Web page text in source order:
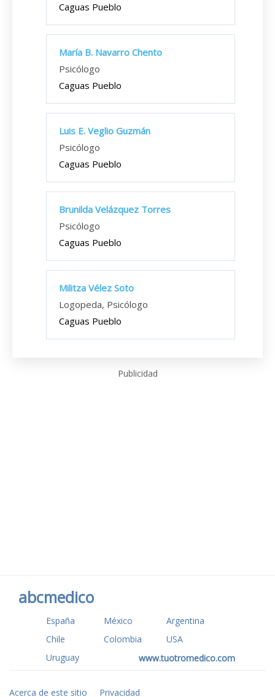
Caguas Pueblo
María B. Navarro Chento
Psicólogo
Caguas Pueblo
Luis E. Veglio Guzmán
Psicólogo
Caguas Pueblo
Brunilda Velázquez Torres
Psicólogo
Caguas Pueblo
Militza Vélez Soto
Logopeda, Psicólogo
Caguas Pueblo
Publicidad
abcmedico
España México
Argentina
Chile
Colombia
USA
Uruguay
www.tuotromedico.com
Acerca de este sitio Privacidad